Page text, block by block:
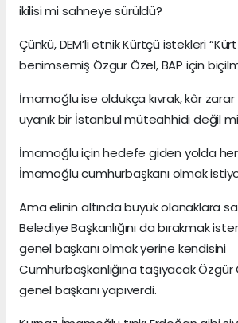
ikilisi mi sahneye sürüldü?
Çünkü, DEM’li etnik Kürtçü istekleri
benimsemiş Özgür Özel, BAP için
İmamoğlu ise oldukça kıvrak, kâr zarar
uyanık bir İstanbul müteahhidi değil
İmamoğlu için hedefe giden yolda
İmamoğlu cumhurbaşkanı olmak
Ama elinin altında büyük olanaklara
Belediye Başkanlığını da bırakmak
genel başkanı olmak yerine kendisini
Cumhurbaşkanlığına taşıyacak Özgür
genel başkanı yapıverdi.